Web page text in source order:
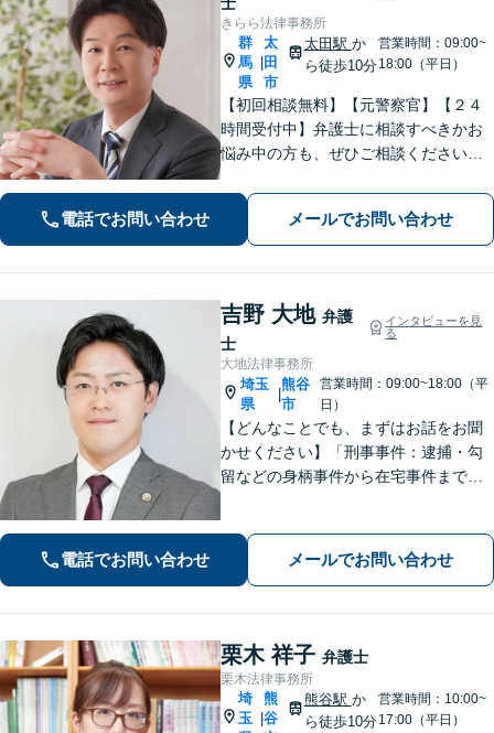
きらら法律事務所
群
馬
県
太
田
市
太田駅 か
ら徒歩10分
営業時間：09:00~
18:00（平日）
【初回相談無料】【元警察官】【２４
時間受付中】弁護士に相談すべきかお
悩み中の方も、ぜひご相談ください
法務など】ご相談者さまに寄り添い、
きめ細やかな対応で、スピーディーに
最良の解決を目指します【土日・夜間
相談可能】。
電話でお問い合わせ メールでお問い合わせ
吉野 大地 弁護
士
インタビューを見
る
大地法律事務所
埼玉
県
|
熊谷
市
営業時間：09:00~18:00（平
日）
【どんなことでも、まずはお話をお聞
かせください】「刑事事件：逮捕・勾
留などの身柄事件から在宅事件まで、
います。」
電話でお問い合わせ メールでお問い合わせ
栗木 祥子 弁護士
栗木法律事務所
埼
玉
|
熊
谷
熊谷駅 か
ら徒歩10分
営業時間：10:00~
17:00（平日）